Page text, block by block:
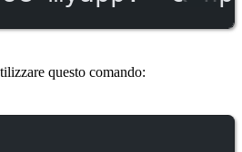
questo comando: